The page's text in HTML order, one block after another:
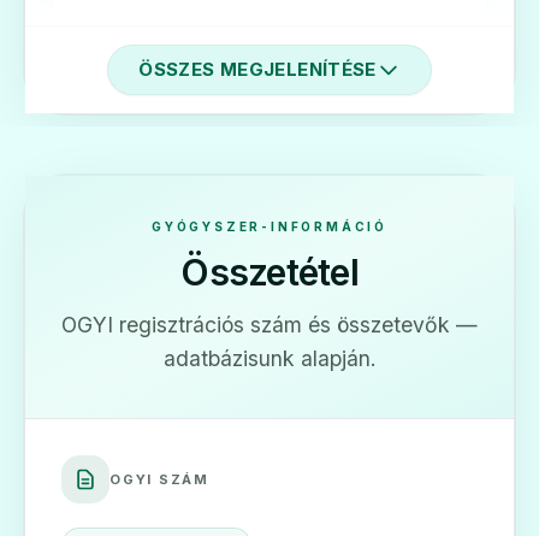
Ceroxim 250 mg tabletta
ÖSSZES MEGJELENÍTÉSE
GYÓGYSZER-INFORMÁCIÓ
Összetétel
OGYI regisztrációs szám és összetevők —
adatbázisunk alapján.
OGYI SZÁM